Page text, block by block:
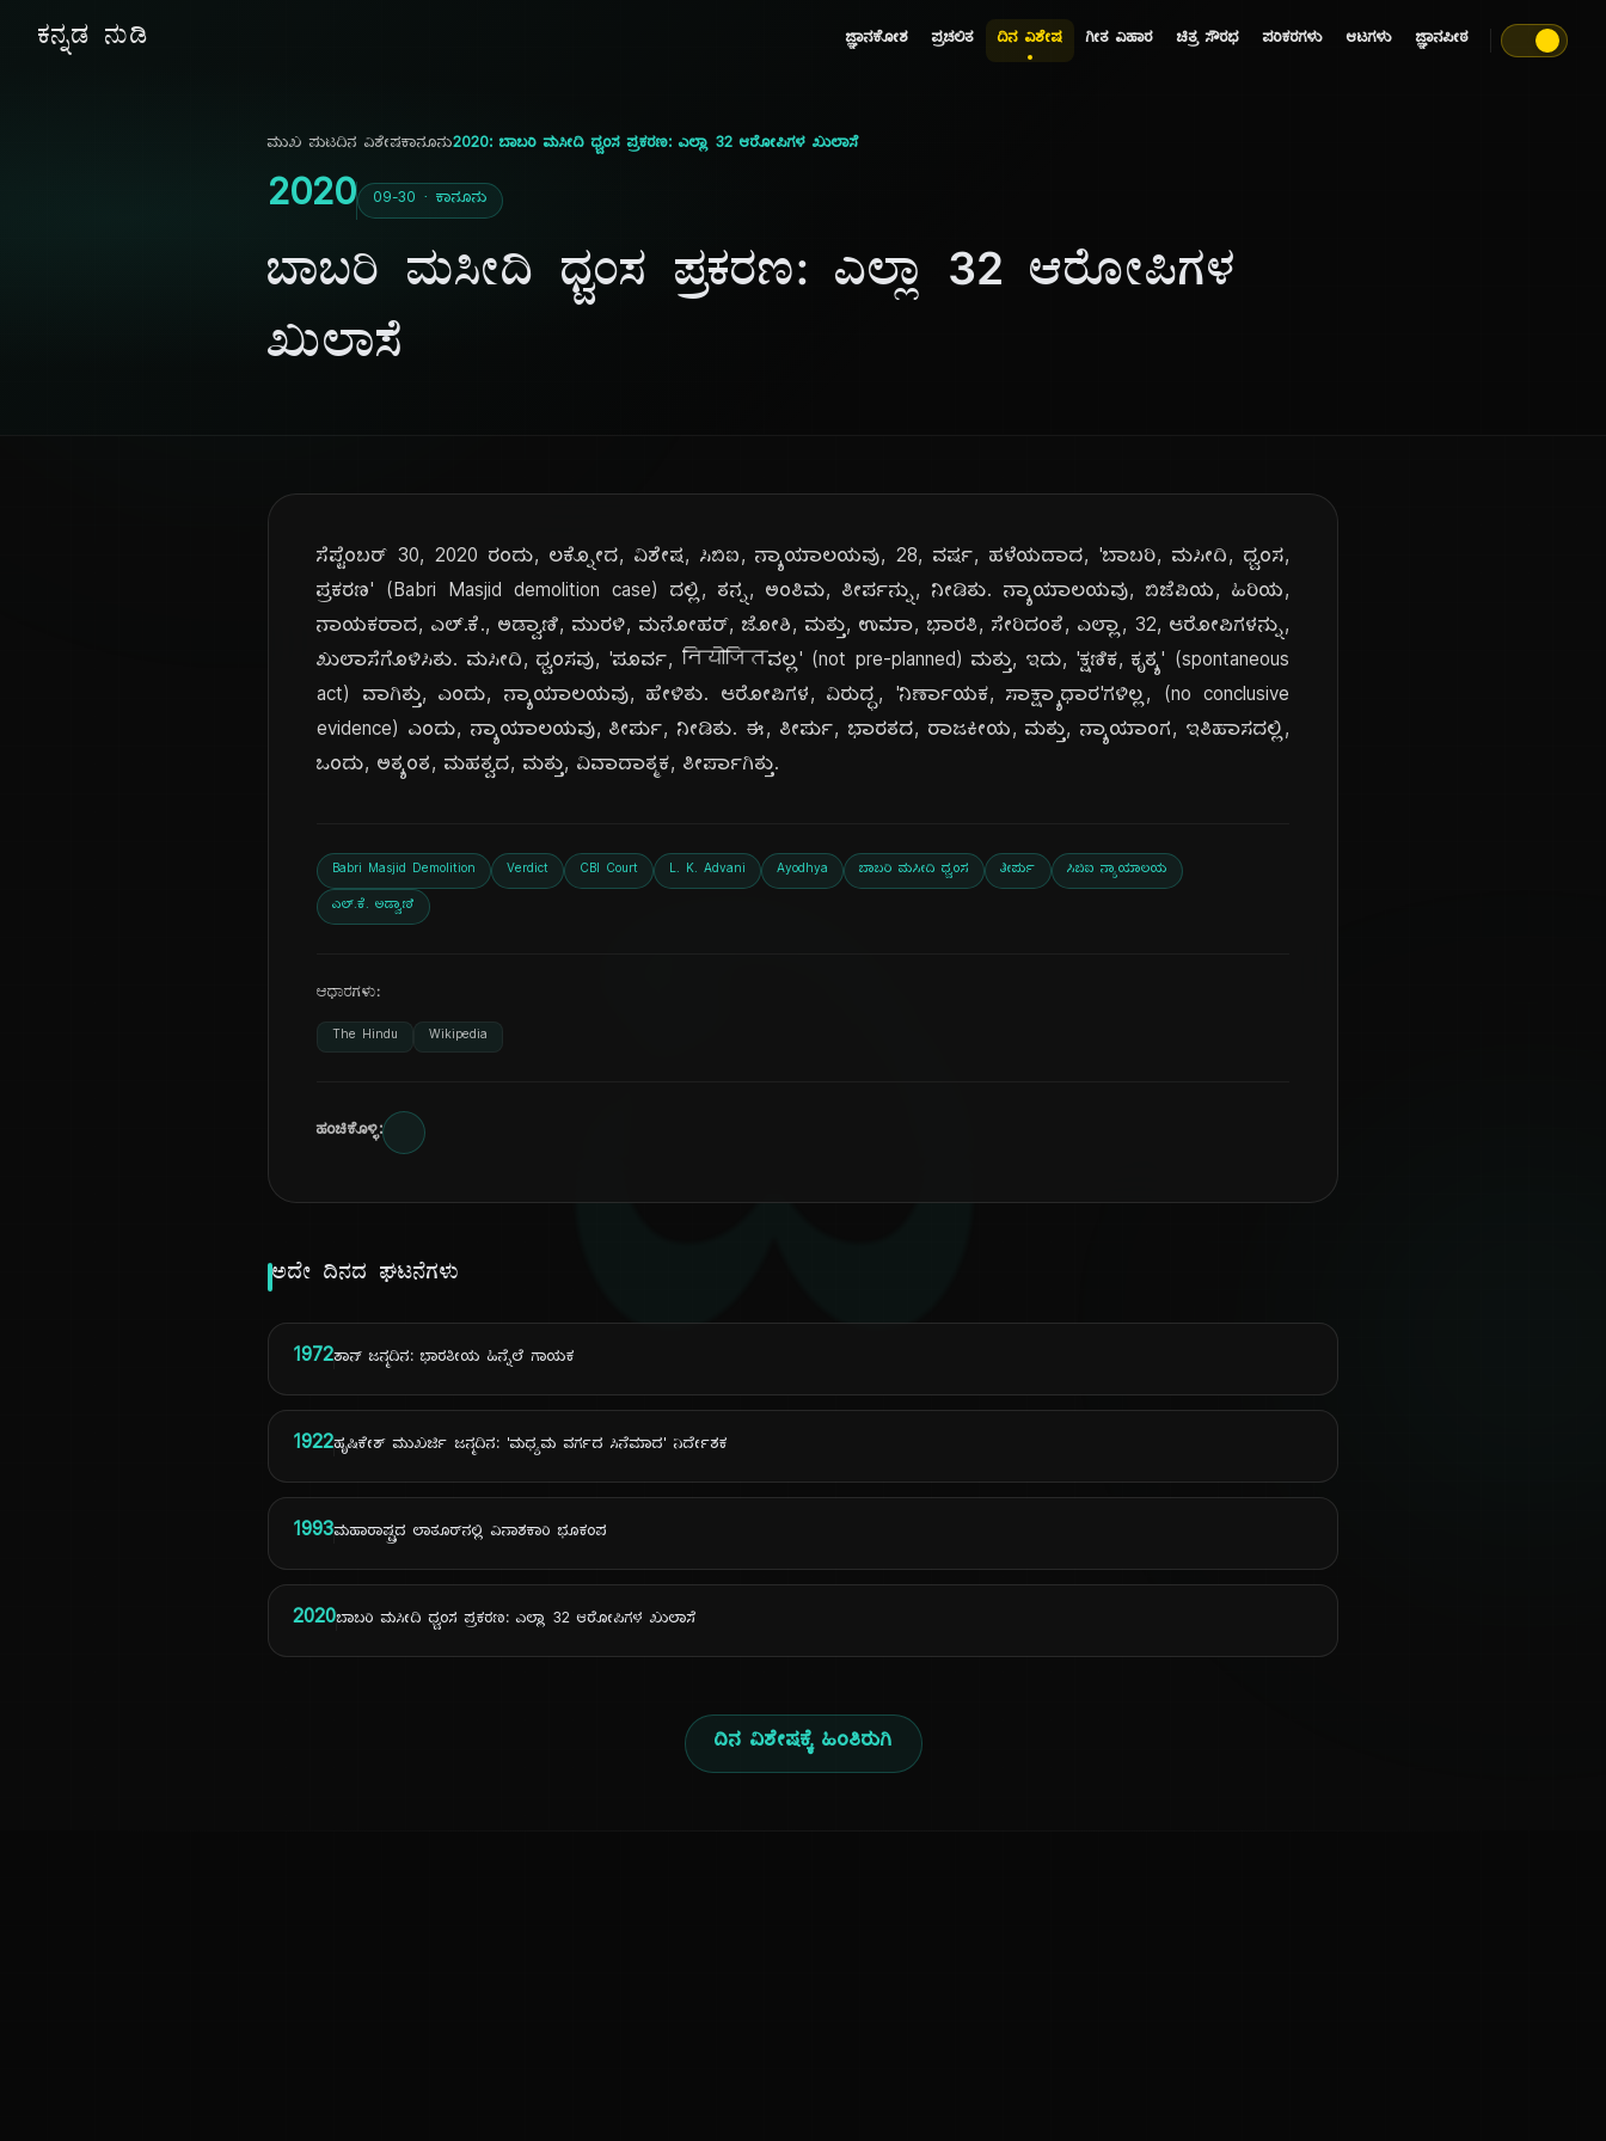
ಕನ್ನಡ ನುಡಿ ಜ್ಞಾನಕೋಶ ಪ್ರಚಲಿತ ದಿನ ವಿಶೇಷ ಗೀತ ವಿಹಾರ ಚಿತ್ರ ಸೌರಭ ಪರಿಕರಗಳು ಆಟಗಳು ಜ್ಞಾನಪೀಠ
ದಿ
ಮುಖ ಪುಟದಿನ ವಿಶೇಷಕಾನೂನು2020: ಬಾಬರಿ ಮಸೀದಿ ಧ್ವಂಸ ಪ್ರಕರಣ: ಎಲ್ಲಾ 32 ಆರೋಪಿಗಳ ಖುಲಾಸೆ
2020 09-30 · ಕಾನೂನು
ಬಾಬರಿ ಮಸೀದಿ ಧ್ವಂಸ ಪ್ರಕರಣ: ಎಲ್ಲಾ 32 ಆರೋಪಿಗಳ
ಖುಲಾಸೆ
ಸೆಪ್ಟೆಂಬರ್ 30, 2020 ರಂದು, ಲಕ್ನೋದ, ವಿಶೇಷ, ಸಿಬಿಐ, ನ್ಯಾಯಾಲಯವು, 28, ವರ್ಷ, ಹಳೆಯದಾದ, 'ಬಾಬರಿ, ಮಸೀದಿ, ಧ್ವಂಸ,
ಪ್ರಕರಣ' (Babri Masjid demolition case) ದಲ್ಲಿ, ತನ್ನ, ಅಂತಿಮ, ತೀರ್ಪನ್ನು, ನೀಡಿತು. ನ್ಯಾಯಾಲಯವು, ಬಿಜೆಪಿಯ, ಹಿರಿಯ,
ನಾಯಕರಾದ, ಎಲ್.ಕೆ., ಅಡ್ವಾಣಿ, ಮುರಳಿ, ಮನೋಹರ್, ಜೋಶಿ, ಮತ್ತು, ಉಮಾ, ಭಾರತಿ, ಸೇರಿದಂತೆ, ಎಲ್ಲಾ, 32, ಆರೋಪಿಗಳನ್ನು,
ಖುಲಾಸೆಗೊಳಿಸಿತು. ಮಸೀದಿ, ಧ್ವಂಸವು, 'ಪೂರ್ವ, नियोजितವಲ್ಲ' (not pre-planned) ಮತ್ತು, ಇದು, 'ಕ್ಷಣಿಕ, ಕೃತ್ಯ' (spontaneous
act) ವಾಗಿತ್ತು, ಎಂದು, ನ್ಯಾಯಾಲಯವು, ಹೇಳಿತು. ಆರೋಪಿಗಳ, ವಿರುದ್ಧ, 'ನಿರ್ಣಾಯಕ, ಸಾಕ್ಷ್ಯಾಧಾರ'ಗಳಿಲ್ಲ, (no conclusive
evidence) ಎಂದು, ನ್ಯಾಯಾಲಯವು, ತೀರ್ಪು, ನೀಡಿತು. ಈ, ತೀರ್ಪು, ಭಾರತದ, ರಾಜಕೀಯ, ಮತ್ತು, ನ್ಯಾಯಾಂಗ, ಇತಿಹಾಸದಲ್ಲಿ,
ಒಂದು, ಅತ್ಯಂತ, ಮಹತ್ವದ, ಮತ್ತು, ವಿವಾದಾತ್ಮಕ, ತೀರ್ಪಾಗಿತ್ತು.
Babri Masjid Demolition Verdict CBI Court L. K. Advani Ayodhya ಬಾಬರಿ ಮಸೀದಿ ಧ್ವಂಸ ತೀರ್ಪು ಸಿಬಿಐ ನ್ಯಾಯಾಲಯ
ಎಲ್.ಕೆ. ಅಡ್ವಾಣಿ
ಆಧಾರಗಳು:
The Hindu Wikipedia
ಹಂಚಿಕೊಳ್ಳಿ:
ಅದೇ ದಿನದ ಘಟನೆಗಳು
1972ಶಾನ್ ಜನ್ಮದಿನ: ಭಾರತೀಯ ಹಿನ್ನೆಲೆ ಗಾಯಕ
1922ಹೃಷಿಕೇಶ್ ಮುಖರ್ಜಿ ಜನ್ಮದಿನ: 'ಮಧ್ಯಮ ವರ್ಗದ ಸಿನೆಮಾದ' ನಿರ್ದೇಶಕ
1993ಮಹಾರಾಷ್ಟ್ರದ ಲಾತೂರ್‌ನಲ್ಲಿ ವಿನಾಶಕಾರಿ ಭೂಕಂಪ
2020ಬಾಬರಿ ಮಸೀದಿ ಧ್ವಂಸ ಪ್ರಕರಣ: ಎಲ್ಲಾ 32 ಆರೋಪಿಗಳ ಖುಲಾಸೆ
ದಿನ ವಿಶೇಷಕ್ಕೆ ಹಿಂತಿರುಗಿ